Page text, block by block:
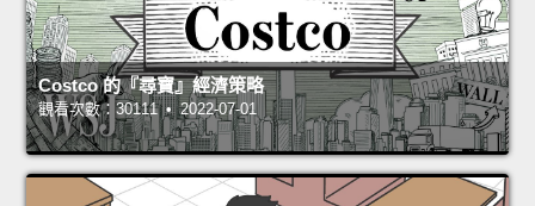
Costco 的『尋寶』經濟策略
觀看次數：30111 • 2022-07-01